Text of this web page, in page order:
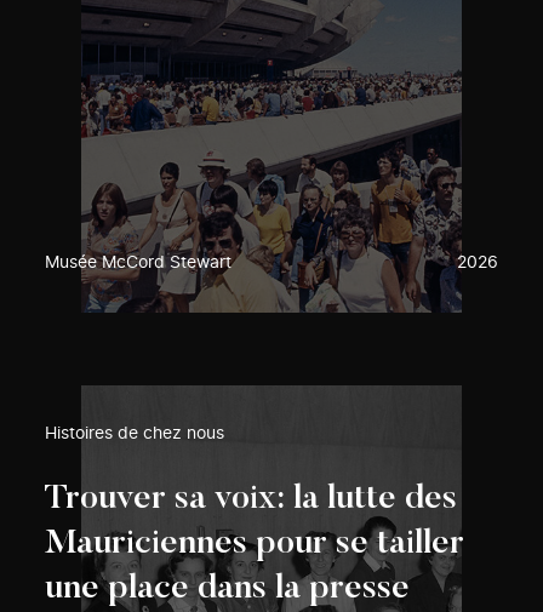
Musée McCord Stewart 2026
Histoires de chez nous
Trouver sa voix: la lutte des
Mauriciennes pour se tailler
une place dans la presse